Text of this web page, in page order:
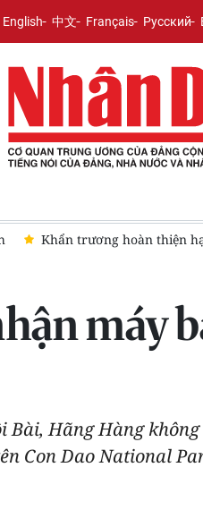
English 中文 Français Русский
nghỉ Sắp hoàn thành
máy
Bài, Hãng Hàng
Con Dao National